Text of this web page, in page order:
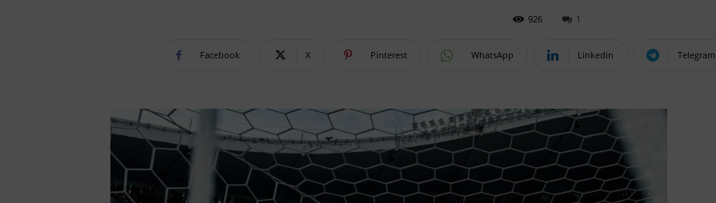
926 1
Facebook X Pinterest WhatsApp Linkedin Telegram